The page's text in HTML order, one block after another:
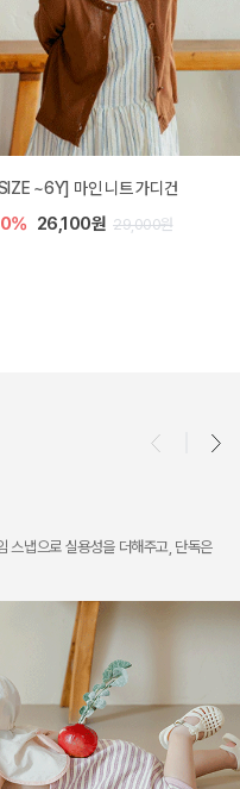
라 아기 셋업
35,200원 44,000원
스냅으로 실용성을 더해주고, 단독은